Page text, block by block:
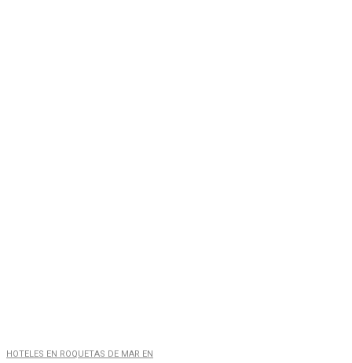
HOTELES EN ROQUETAS DE MAR EN